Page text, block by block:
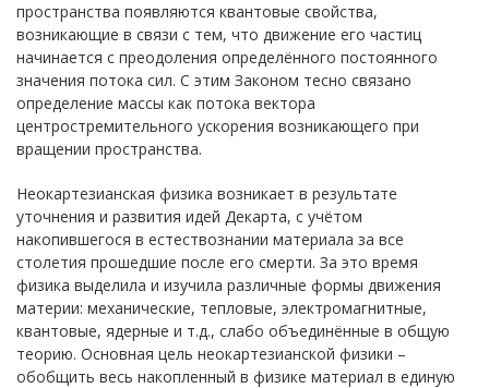
пространства появляются квантовые свойства,
возникающие в связи с тем, что движение его частиц
начинается с преодоления определённого постоянного
значения потока сил. С этим Законом тесно связано
определение массы как потока вектора
центростремительного ускорения возникающего при
вращении пространства.
Неокартезианская физика возникает в результате
уточнения и развития идей Декарта, с учётом
накопившегося в естествознании материала за все
столетия прошедшие после его смерти. За это время
физика выделила и изучила различные формы движения
материи: механические, тепловые, электромагнитные,
квантовые, ядерные и т.д., слабо объединённые в общую
теорию. Основная цель неокартезианской физики –
обобщить весь накопленный в физике материал в единую